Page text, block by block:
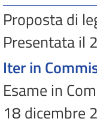
Proposta di
Presentata il
Iter in
Esame in
18 dicembre